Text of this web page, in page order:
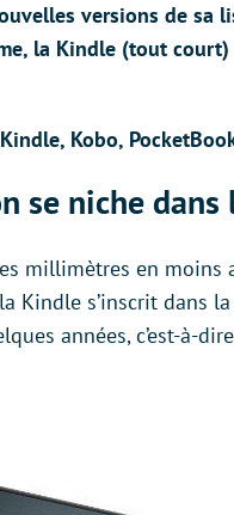
versions de sa
la Kindle (tout
Kobo,
se niche
millimètres en moins
Kindle s’inscrit dans
années, c’est-à-